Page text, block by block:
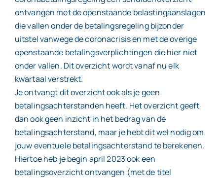
ontvangen met de openstaande belastingaanslagen
die vallen onder de betalingsregeling bijzonder
uitstel vanwege de coronacrisis en met de overige
openstaande betalingsverplichtingen die hier niet
onder vallen. Dit overzicht wordt vanaf nu elk
kwartaal verstrekt.
Je ontvangt dit overzicht ook als je geen
betalingsachterstanden heeft. Het overzicht geeft
dan ook geen inzicht in het bedrag van de
betalingsachterstand, maar je hebt dit wel nodig om
jouw eventuele betalingsachterstand te berekenen.
Hiertoe heb je begin april 2023 ook een
betalingsoverzicht ontvangen (met de titel